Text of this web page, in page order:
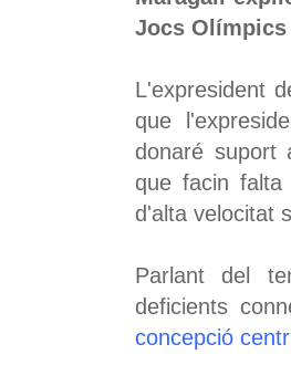
Jocs Olímpics
L'expresident
que
donaré suport
que facin
d'alta velocitat
Parlant del
deficients
concepció